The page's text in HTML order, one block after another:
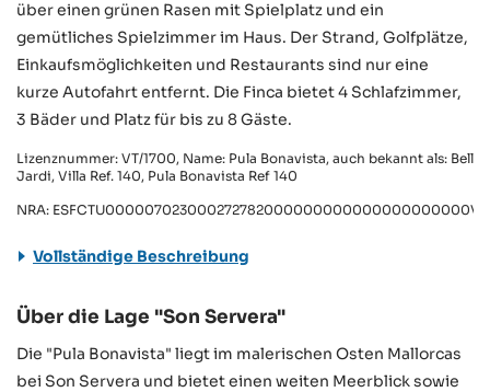
über einen grünen Rasen mit Spielplatz und ein
gemütliches Spielzimmer im Haus. Der Strand, Golfplätze,
Einkaufsmöglichkeiten und Restaurants sind nur eine
kurze Autofahrt entfernt. Die Finca bietet 4 Schlafzimmer,
3 Bäder und Platz für bis zu 8 Gäste.
Lizenznummer: VT/1700, Name: Pula Bonavista, auch bekannt als: Bell
Jardi, Villa Ref. 140, Pula Bonavista Ref 140
NRA:
Vollständige Beschreibung
Über die Lage "Son Servera"
Die "Pula Bonavista" liegt im malerischen Osten Mallorcas
bei Son Servera und bietet einen weiten Meerblick sowie